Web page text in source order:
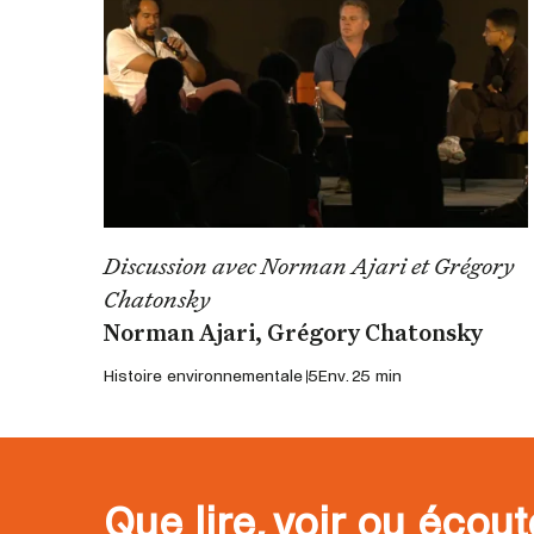
Discussion avec Norman Ajari et Grégory
Chatonsky
Norman Ajari, Grégory Chatonsky
Histoire environnementale 5Env. 25 min
Que lire, voir ou